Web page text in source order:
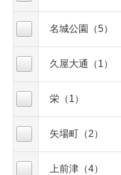
名城公園（5）
久屋大通（1）
栄（1）
矢場町（2）
上前津（4）